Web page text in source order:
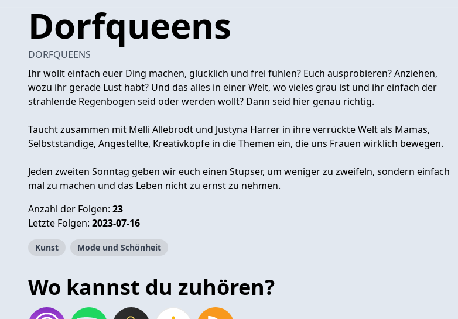
Dorfqueens
DORFQUEENS
Ihr wollt einfach euer Ding machen, glücklich und frei fühlen? Euch ausprobieren? Anziehen,
wozu ihr gerade Lust habt? Und das alles in einer Welt, wo vieles grau ist und ihr einfach der
strahlende Regenbogen seid oder werden wollt? Dann seid hier genau richtig.
Taucht zusammen mit Melli Allebrodt und Justyna Harrer in ihre verrückte Welt als Mamas,
Selbstständige, Angestellte, Kreativköpfe in die Themen ein, die uns Frauen wirklich bewegen.
Jeden zweiten Sonntag geben wir euch einen Stupser, um weniger zu zweifeln, sondern einfach
mal zu machen und das Leben nicht zu ernst zu nehmen.
Anzahl der Folgen: 23
Letzte Folgen: 2023-07-16
Kunst Mode und Schönheit
Wo kannst du zuhören?